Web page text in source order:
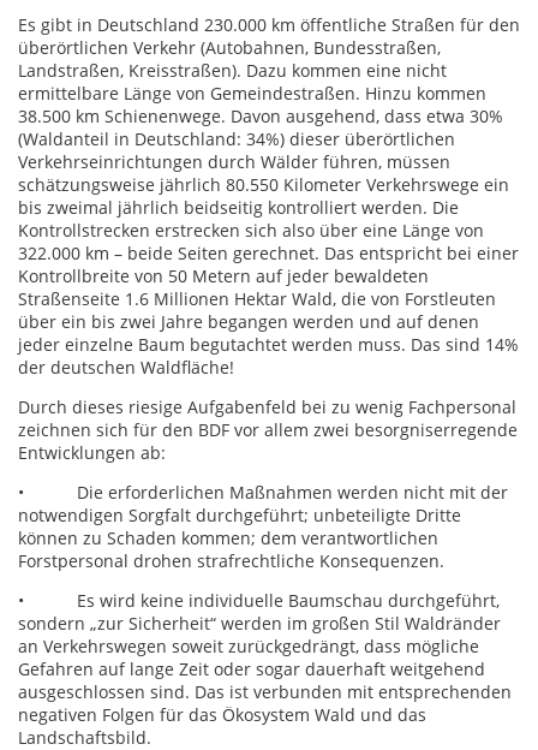
Es gibt in Deutschland 230.000 km öffentliche Straßen für den
überörtlichen Verkehr (Autobahnen, Bundesstraßen,
Landstraßen, Kreisstraßen). Dazu kommen eine nicht
ermittelbare Länge von Gemeindestraßen. Hinzu kommen
38.500 km Schienenwege. Davon ausgehend, dass etwa 30%
(Waldanteil in Deutschland: 34%) dieser überörtlichen
Verkehrseinrichtungen durch Wälder führen, müssen
schätzungsweise jährlich 80.550 Kilometer Verkehrswege ein
bis zweimal jährlich beidseitig kontrolliert werden. Die
Kontrollstrecken erstrecken sich also über eine Länge von
322.000 km – beide Seiten gerechnet. Das entspricht bei einer
Kontrollbreite von 50 Metern auf jeder bewaldeten
Straßenseite 1.6 Millionen Hektar Wald, die von Forstleuten
über ein bis zwei Jahre begangen werden und auf denen
jeder einzelne Baum begutachtet werden muss. Das sind 14%
der deutschen Waldfläche!
Durch dieses riesige Aufgabenfeld bei zu wenig Fachpersonal
zeichnen sich für den BDF vor allem zwei besorgniserregende
Entwicklungen ab:
• Die erforderlichen Maßnahmen werden nicht mit der
notwendigen Sorgfalt durchgeführt; unbeteiligte Dritte
können zu Schaden kommen; dem verantwortlichen
Forstpersonal drohen strafrechtliche Konsequenzen.
• Es wird keine individuelle Baumschau durchgeführt,
sondern „zur Sicherheit“ werden im großen Stil Waldränder
an Verkehrswegen soweit zurückgedrängt, dass mögliche
Gefahren auf lange Zeit oder sogar dauerhaft weitgehend
ausgeschlossen sind. Das ist verbunden mit entsprechenden
negativen Folgen für das Ökosystem Wald und das
Landschaftsbild.